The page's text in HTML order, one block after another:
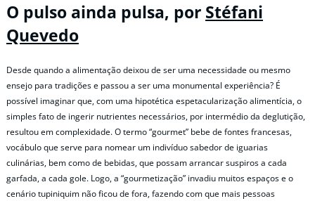
O pulso ainda pulsa, por Stéfani
Quevedo
Desde quando a alimentação deixou de ser uma necessidade ou mesmo
ensejo para tradições e passou a ser uma monumental experiência? É
possível imaginar que, com uma hipotética espetacularização alimentícia, o
simples fato de ingerir nutrientes necessários, por intermédio da deglutição,
resultou em complexidade. O termo “gourmet” bebe de fontes francesas,
vocábulo que serve para nomear um indivíduo sabedor de iguarias
culinárias, bem como de bebidas, que possam arrancar suspiros a cada
garfada, a cada gole. Logo, a “gourmetização” invadiu muitos espaços e o
cenário tupiniquim não ficou de fora, fazendo com que mais pessoas